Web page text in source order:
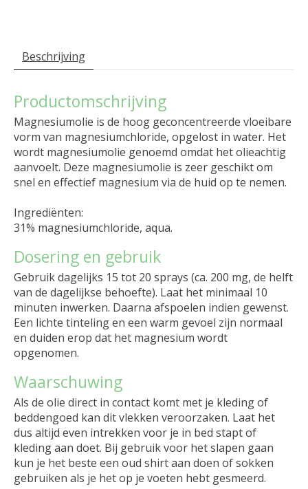
Beschrijving
Productomschrijving
Magnesiumolie is de hoog geconcentreerde vloeibare
vorm van magnesiumchloride, opgelost in water. Het
wordt magnesiumolie genoemd omdat het olieachtig
aanvoelt. Deze magnesiumolie is zeer geschikt om
snel en effectief magnesium via de huid op te nemen.
Ingrediënten:
31% magnesiumchloride, aqua.
Dosering en gebruik
Gebruik dagelijks 15 tot 20 sprays (ca. 200 mg, de helft
van de dagelijkse behoefte). Laat het minimaal 10
minuten inwerken. Daarna afspoelen indien gewenst.
Een lichte tinteling en een warm gevoel zijn normaal
en duiden erop dat het magnesium wordt
opgenomen.
Waarschuwing
Als de olie direct in contact komt met je kleding of
beddengoed kan dit vlekken veroorzaken. Laat het
dus altijd even intrekken voor je in bed stapt of
kleding aan doet. Bij gebruik voor het slapen gaan
kun je het beste een oud shirt aan doen of sokken
gebruiken als je het op je voeten hebt gesmeerd.